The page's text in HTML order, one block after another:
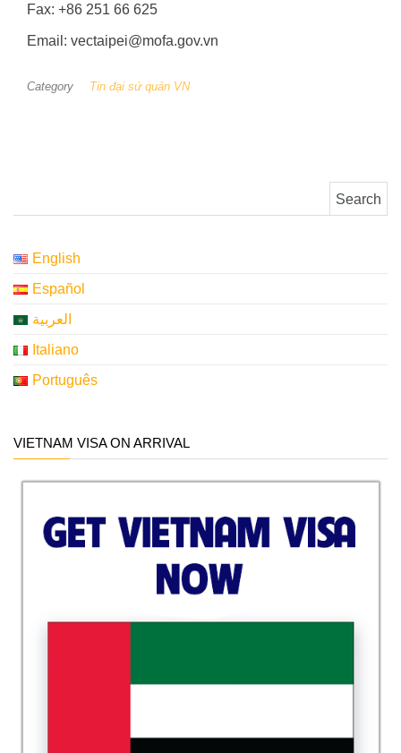
Fax: +86 251 66 625
Email: vectaipei@mofa.gov.vn
Category Tin đại sứ quán VN
English
Español
العربية
Italiano
Português
VIETNAM VISA ON ARRIVAL